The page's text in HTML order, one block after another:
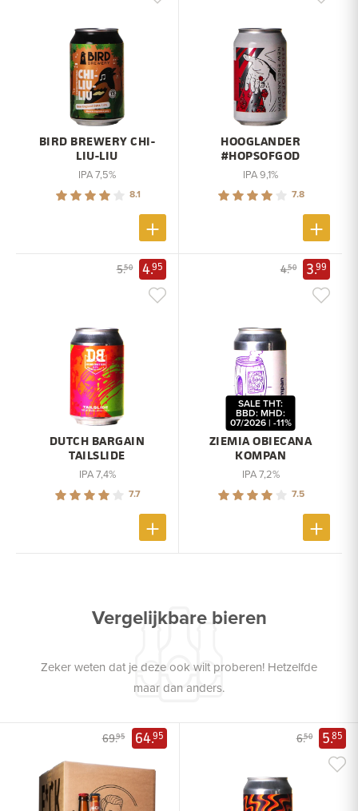
BIRD BREWERY CHI-
LIU-LIU
IPA 7,5%
8.1
HOOGLANDER
#HOPSOFGOD
IPA 9,1%
7.8
5.50 4.95
DUTCH BARGAIN
TAILSLIDE
IPA 7,4%
7.7
4.50 3.99
ZIEMIA OBIECANA
KOMPAN
SALE THT:
BBD: MHD:
07/2026 | -11%
IPA 7,2%
7.5
Vergelijkbare bieren
Zeker weten dat je deze ook wilt proberen! Hetzelfde
maar dan anders.
69.95 64.95 6.50 5.85